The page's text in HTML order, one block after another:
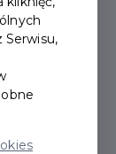
Serwisu,